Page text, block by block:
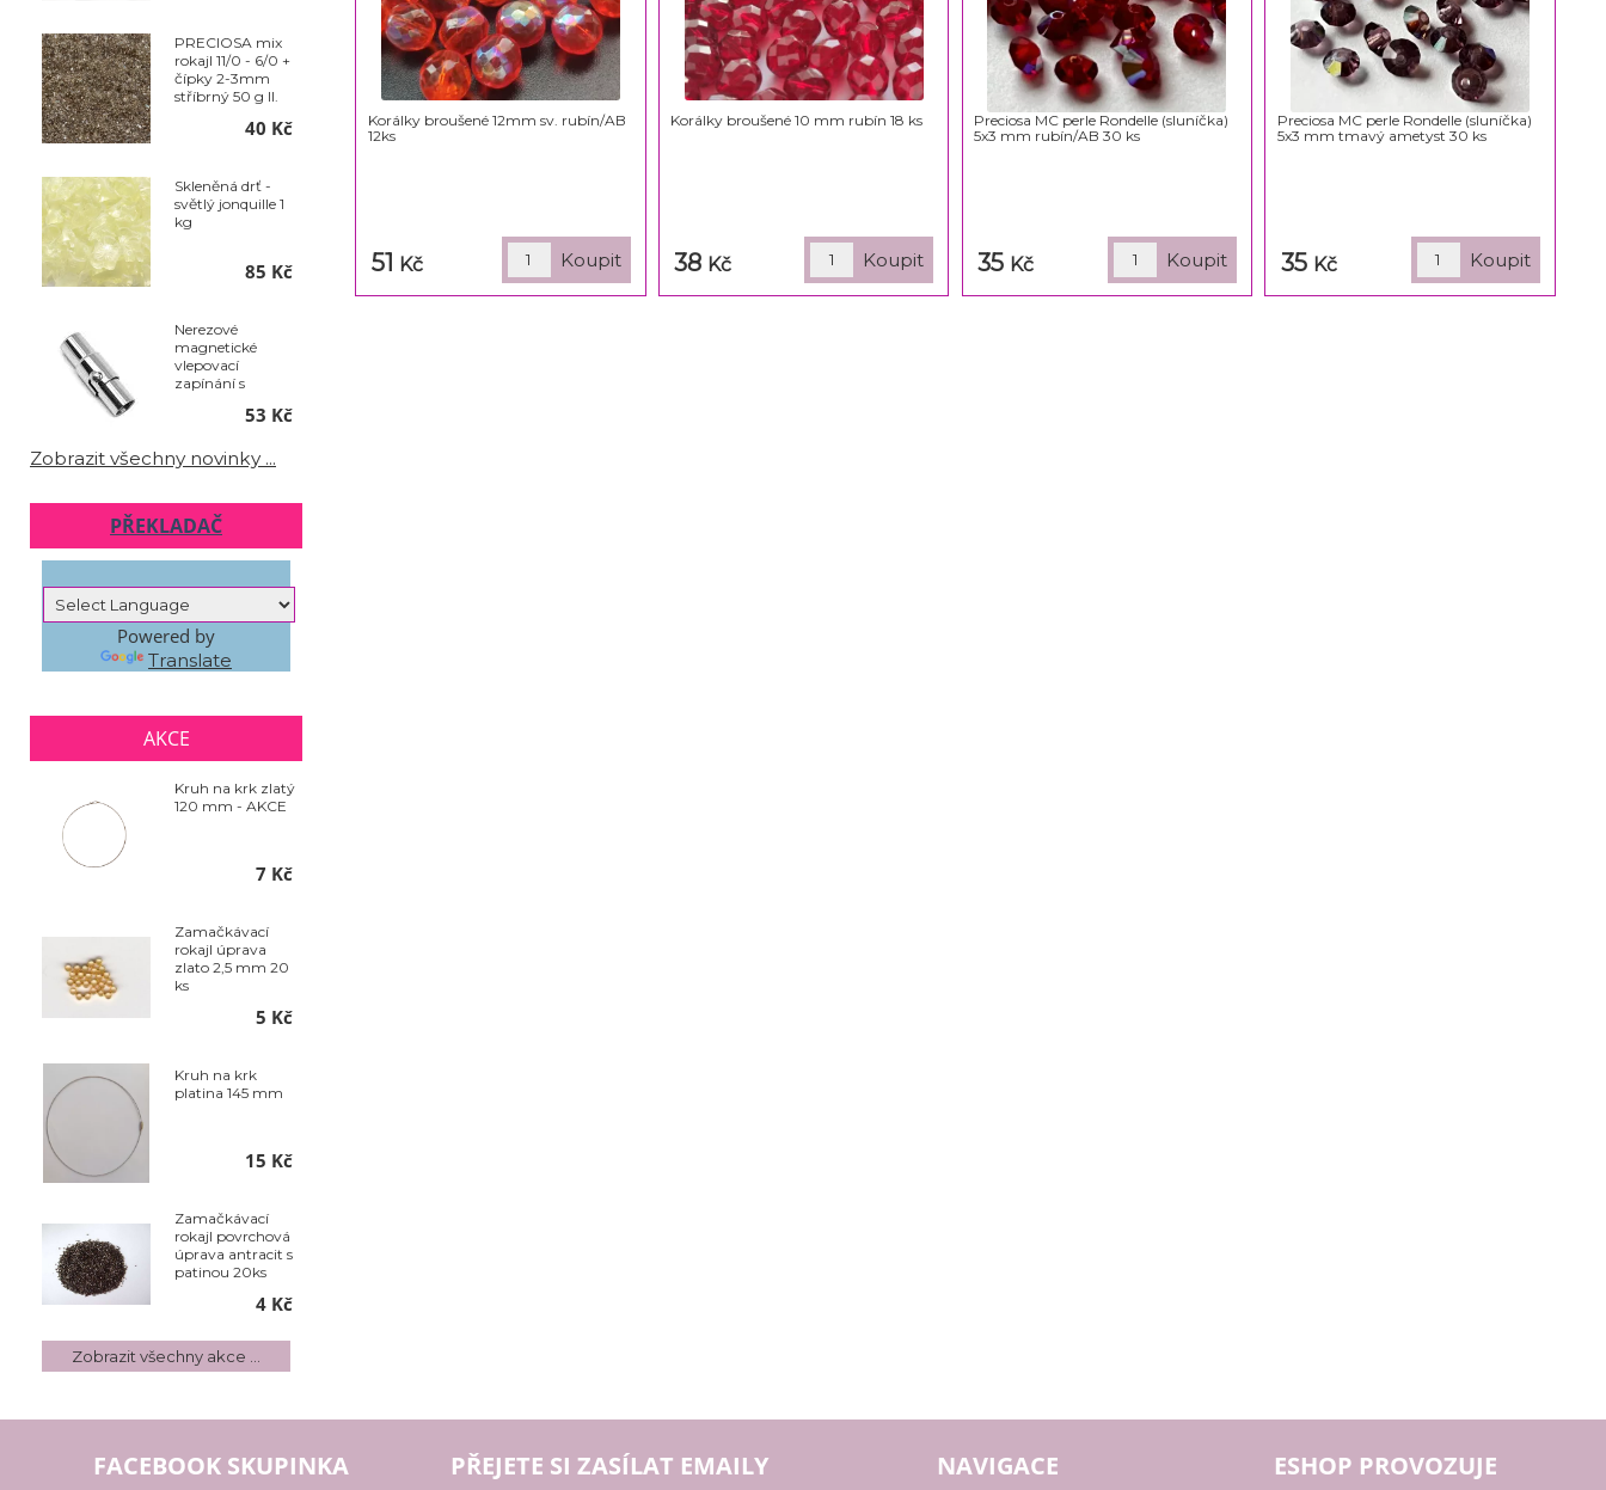
Korálky broušené 12mm sv. rubín/AB
12ks
51 Kč
Korálky broušené 10 mm rubín 18 ks
38 Kč
Preciosa MC perle Rondelle (sluníčka)
5x3 mm rubín/AB 30 ks
35 Kč
Preciosa MC perle Rondelle (sluníčka)
5x3 mm tmavý ametyst 30 ks
35 Kč
PRECIOSA mix
rokajl 11/0 - 6/0 +
čípky 2-3mm
stříbrný 50 g II.
40 Kč
Skleněná drť -
světlý jonquille 1
kg
85 Kč
Nerezové
magnetické
vlepovací
zapínání s
53 Kč
Zobrazit všechny novinky ...
PŘEKLADAČ
Powered by
Translate
AKCE
Kruh na krk zlatý
120 mm - AKCE
7 Kč
Zamačkávací
rokajl úprava
zlato 2,5 mm 20
ks
5 Kč
Kruh na krk
platina 145 mm
15 Kč
Zamačkávací
rokajl povrchová
úprava antracit s
patinou 20ks
4 Kč
Zobrazit všechny akce ...
FACEBOOK SKUPINKA
PŘEJETE SI ZASÍLAT EMAILY
NAVIGACE ESHOP PROVOZUJE